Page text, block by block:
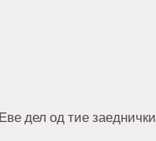
дел од тие заеднички